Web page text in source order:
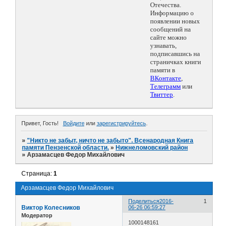
Отечества.
Информацию о
появлении новых
сообщений на
сайте можно
узнавать,
подписавшись на
страничках книги
памяти в
ВКонтакте,
Телеграмм или
Твиттер.
Привет, Гость! Войдитеили зарегистрируйтесь.
»"Никто не забыт, ничто не забыто". Всенародная Книга
памяти Пензенской области. » Нижнеломовский район
»Арзамасцев Федор Михайлович
Арзамасцев Федор Михайлович
Страница:1
Поделиться 1
2016-
06-26 06:59:27
Виктор Колесников
Модератор
1000148161